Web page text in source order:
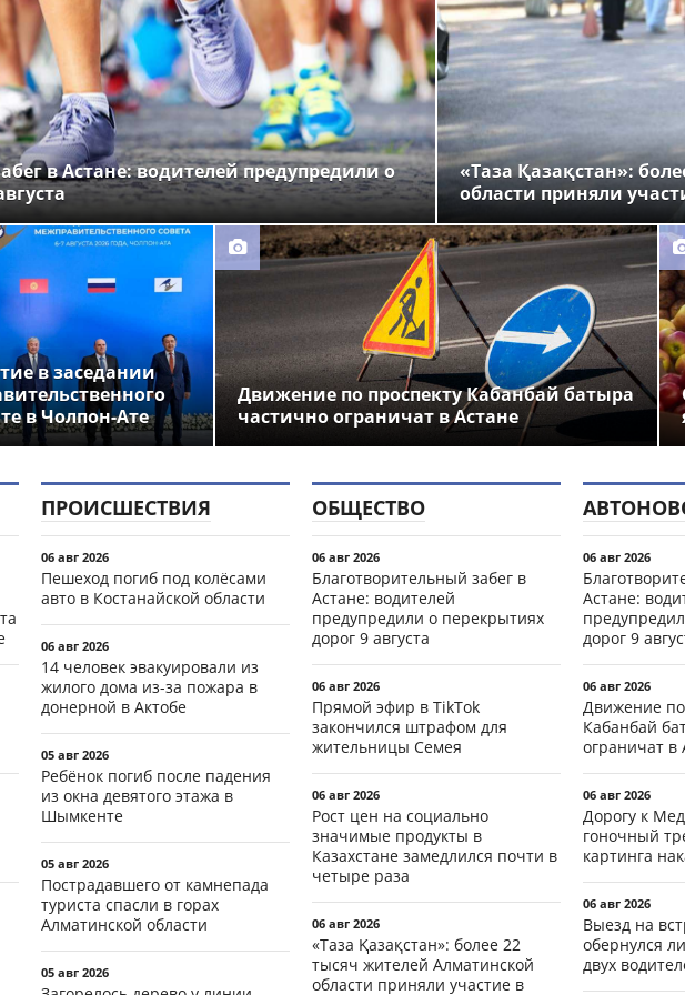
в Астане: водителей предупредили о
«Таза Қазақстан»:
области приняли
в заседании
в Чолпон-Ате
Движение по проспекту Кабанбай батыра
частично ограничат в Астане
ПРОИСШЕСТВИЯ
06 авг 2026
Пешеход погиб под колёсами
авто в Костанайской области
06 авг 2026
14 человек эвакуировали из
жилого дома из-за пожара в
донерной в Актобе
05 авг 2026
Ребёнок погиб после падения
из окна девятого этажа в
Шымкенте
05 авг 2026
Пострадавшего от камнепада
туриста спасли в горах
Алматинской области
05 авг 2026
ОБЩЕСТВО
06 авг 2026
Благотворительный забег в
Астане: водителей
предупредили о перекрытиях
дорог 9 августа
06 авг 2026
Прямой эфир в TikTok
закончился штрафом для
жительницы Семея
06 авг 2026
Рост цен на социально
значимые продукты в
Казахстане замедлился почти в
четыре раза
06 авг 2026
«Таза Қазақстан»: более 22
тысяч жителей Алматинской
области приняли участие в
06 авг 2026
Астане:
дорог 9
06 авг 2026
Движение
Кабанбай
ограничат в
06 авг 2026
Дорогу к
гоночный
картинга
06 авг 2026
Выезд на
обернулся
двух